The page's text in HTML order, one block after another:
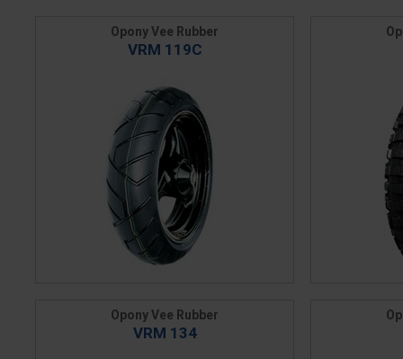
Opony Vee Rubber
VRM 119C
Opony Vee Rubber
VRM 134